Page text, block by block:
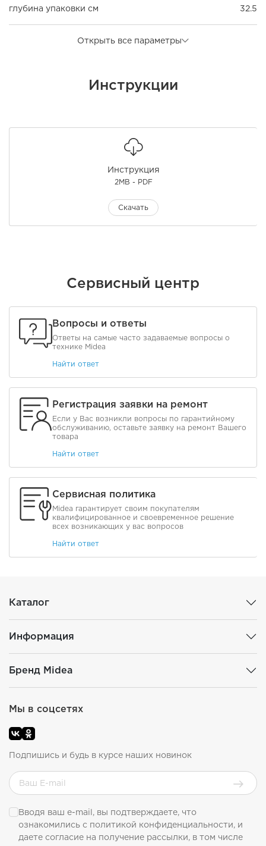
глубина упаковки см 32.5
Открыть все параметры
Инструкции
Инструкция
2MB - PDF
Скачать
Сервисный центр
Вопросы и ответы
Ответы на самые часто задаваемые вопросы о
технике Midea
Найти ответ
Регистрация заявки на ремонт
Если у Вас возникли вопросы по гарантийному
обслуживанию, оставьте заявку на ремонт Вашего
товара
Найти ответ
Сервисная политика
Midea гарантирует своим покупателям
квалифицированное и своевременное решение
всех возникающих у вас вопросов
Найти ответ
Каталог
Информация
Бренд Midea
Мы в соцсетях
Подпишись и будь в курсе наших новинок
Вводя ваш e-mail, вы подтверждаете, что
ознакомились с политикой конфиденциальности, и
даете согласие на получение рассылки, в том числе